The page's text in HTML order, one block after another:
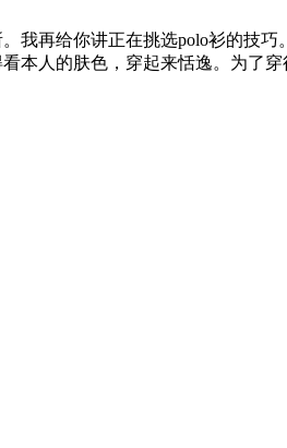
再给你讲正在挑选polo衫的技巧
本人的肤色，穿起来恬逸。为了